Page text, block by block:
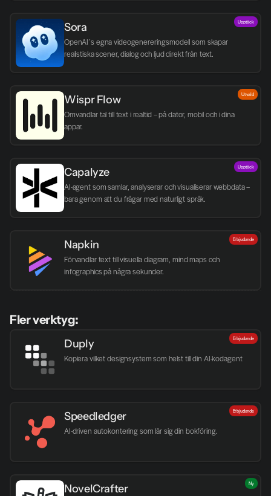
Sora
OpenAI´s egna videogenereringsmodell som skapar
realistiska scener, dialog och ljud direkt från text.
Upptäck
Wispr Flow
Omvandlar tal till text i realtid – på dator, mobil och i dina
appar.
Utvald
Capalyze
AI-agent som samlar, analyserar och visualiserar webbdata –
bara genom att du frågar med naturligt språk.
Upptäck
Napkin
Förvandlar text till visuella diagram, mind maps och
infographics på några sekunder.
Erbjudande
Fler verktyg:
Duply
Kopiera vilket designsystem som helst till din AI-kodagent
Erbjudande
Speedledger
AI-driven autokontering som lär sig din bokföring.
Erbjudande
NovelCrafter Ny